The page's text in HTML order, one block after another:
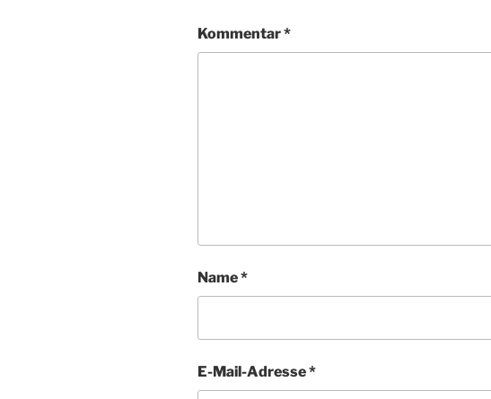
Kommentar*
Name*
E-Mail-Adresse*